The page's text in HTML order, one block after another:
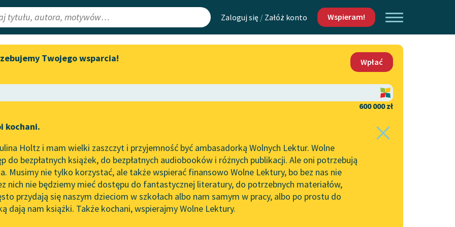
Zaloguj się / Załóż konto Wspieram!
Lektury
redakcyjne
Aktualności
„Prokurator Alicja Horn” do
literatury skandynawskiej
Spotkanie z Katarzyną Tunkiel
w Oslo
102. lata temu zmarł Joseph
Conrad
Mapa Wolnych Lektur
Leśmianator
API
OAI-PMH
Widget Wolnych Lektur
Kontakt
O projekcie
Zasady wykorzystania
Wolnych Lektur
Logotypy
Materiały promocyjne
Twojego wsparcia!
Wpłać
600 000 zł
kochani.
Holtz i mam wielki zaszczyt i przyjemność być ambasadorką Wolnych Lektur. Wolne
do bezpłatnych książek, do bezpłatnych audiobooków i różnych publikacji. Ale oni potrzebują
Musimy nie tylko korzystać, ale także wspierać finansowo Wolne Lektury, bo bez nas nie
nich nie będziemy mieć dostępu do fantastycznej literatury, do potrzebnych materiałów,
przydają się naszym dzieciom w szkołach albo nam samym w pracy, albo po prostu do
dają nam książki. Także kochani, wspierajmy Wolne Lektury.
Szaleństwa panny Ewy